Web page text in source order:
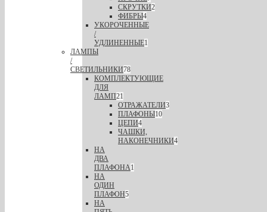
СКРУТКИ2
ФИБРЫ4
УКОРОЧЕННЫЕ
/
УДЛИНЕННЫЕ1
ЛАМПЫ
/
СВЕТИЛЬНИКИ78
КОМПЛЕКТУЮЩИЕ
ДЛЯ
ЛАМП21
ОТРАЖАТЕЛИ3
ПЛАФОНЫ10
ЦЕПИ4
ЧАШКИ,
НАКОНЕЧНИКИ4
НА
ДВА
ПЛАФОНА1
НА
ОДИН
ПЛАФОН5
НА